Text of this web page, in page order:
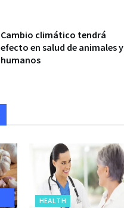
Cambio climático tendrá
efecto en salud de animales y
humanos
HEALTH